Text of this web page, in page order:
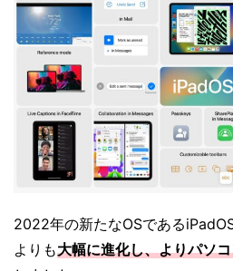
2022年の新たなOSである
よりも大幅に進化し、よりパソ